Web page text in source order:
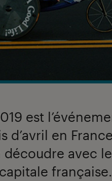
est
en
avec